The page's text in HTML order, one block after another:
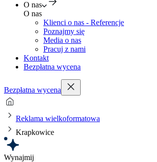
O nas
O nas
Klienci o nas - Referencje
Poznajmy się
Media o nas
Pracuj z nami
Kontakt
Bezpłatna wycena
Bezpłatna wycena
Reklama wielkoformatowa
Krapkowice
Wynajmij